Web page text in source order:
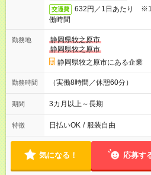
交通費
632円／1日あたり ※1
働時間
勤務地
静岡県牧之原市
静岡県牧之原市
静岡県牧之原市にある企業
勤務時間 （実働8時間／休憩60分）
期間 3カ月以上～長期
特徴 日払いOK / 服装自由
気になる！ 応募す